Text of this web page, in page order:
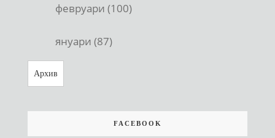
февруари (100)
януари (87)
Архив
FACEBOOK